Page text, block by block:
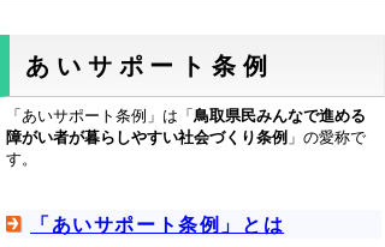
あいサポート条例
「あいサポート条例」は「 鳥取県民みんなで進める
障がい者が暮らしやすい社会づくり条例 」の愛称で
す。
「あいサポート条例」とは